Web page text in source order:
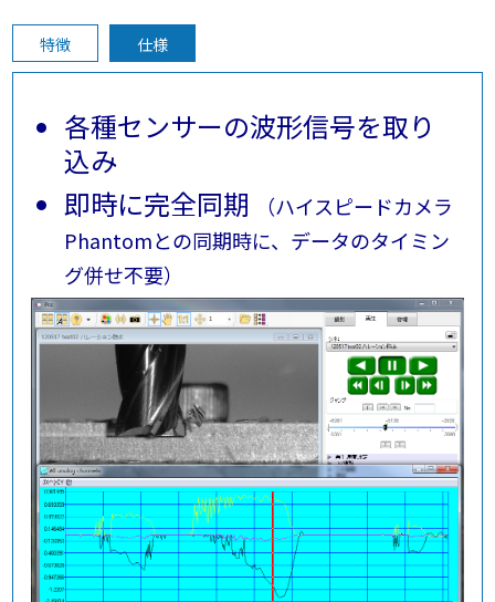
特徴 仕様
各種センサーの波形信号を取り
込み
即時に完全同期
（ハイスピードカメラ
Phantomとの同期時に、データのタイミン
グ併せ不要）